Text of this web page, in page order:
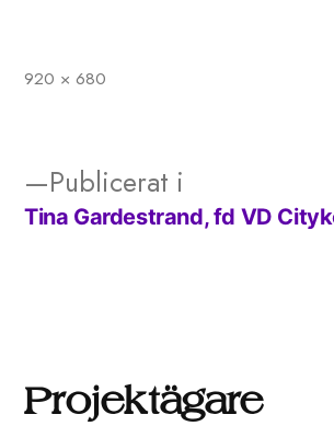
Full
920 × 680
Inläggsnavigering
Publicerat i
Tina Gardestrand, fd VD
Projektägare